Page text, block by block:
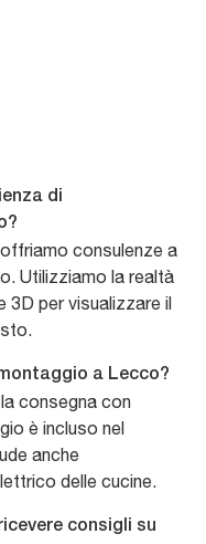
di
consulenze a
Utilizziamo la realtà
per visualizzare il
a Lecco?
consegna con
è incluso nel
anche
delle cucine.
consigli su